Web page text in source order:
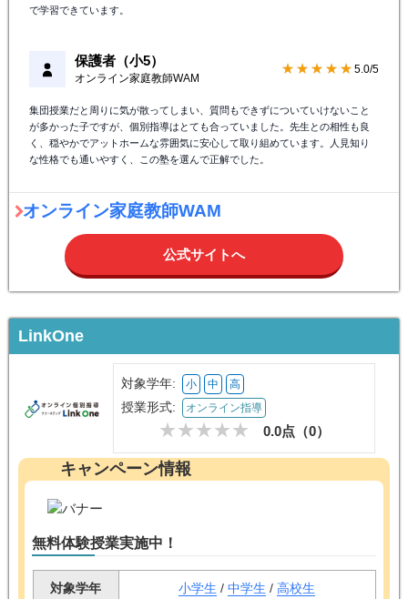
で学習できています。
保護者（小5）
オンライン家庭教師WAM
★★★★★ 5.0/5
集団授業だと周りに気が散ってしまい、質問もできずについていけないこと
が多かった子ですが、個別指導はとても合っていました。先生との相性も良
く、穏やかでアットホームな雰囲気に安心して取り組めています。人見知り
な性格でも通いやすく、この塾を選んで正解でした。
オンライン家庭教師WAM
公式サイトへ
LinkOne
対象学年: 小 中 高
授業形式: オンライン指導
0.0点（0）
キャンペーン情報
無料体験授業実施中！
対象学年 小学生 / 中学生 / 高校生